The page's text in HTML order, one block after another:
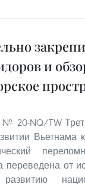
и
20-NQ/TW
Вьетнама
от